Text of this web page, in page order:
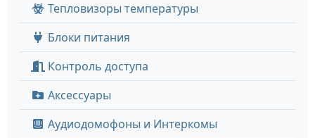
Тепловизоры температуры
Блоки питания
Контроль доступа
Аксессуары
Аудиодомофоны и Интеркомы